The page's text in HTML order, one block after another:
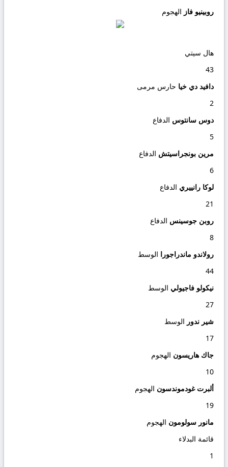
روبينيو فاز الهجوم
هال سيتي
43
دافيد دي خيا حارس مرمى
2
دوس سانتوس الدفاع
5
مرين بونجراسيتش الدفاع
6
لوكا رانييري الدفاع
21
روبن جوسينس الدفاع
8
رولاندو ماندراجورا الوسط
44
نيكولو فاجيولي الوسط
27
شير ندور الوسط
17
جاك هاريسون الهجوم
10
ألبرت غودموندسون الهجوم
19
مانور سولومون الهجوم
قائمة البدلاء
1